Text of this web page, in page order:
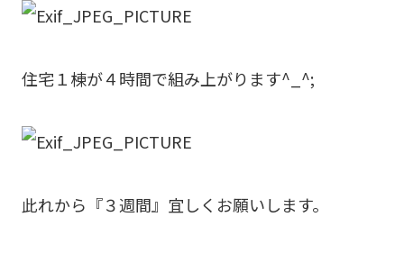
住宅１棟が４時間で組み上がります^_^;
此れから『３週間』宜しくお願いします。